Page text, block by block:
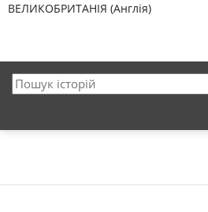
ВЕЛИКОБРИТАНІЯ (Англія)